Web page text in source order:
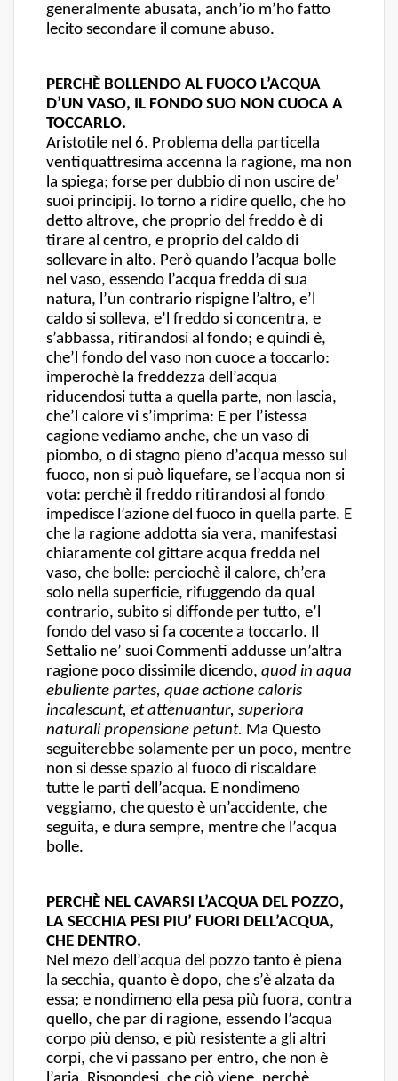
generalmente abusata, anch’io m’ho fatto
lecito secondare il comune abuso.
PERCHÈ BOLLENDO AL FUOCO L’ACQUA
D’UN VASO, IL FONDO SUO NON CUOCA A
TOCCARLO.
Aristotile nel 6. Problema della particella
ventiquattresima accenna la ragione, ma non
la spiega; forse per dubbio di non uscire de’
suoi principij. Io torno a ridire quello, che ho
detto altrove, che proprio del freddo è di
tirare al centro, e proprio del caldo di
sollevare in alto. Però quando l’acqua bolle
nel vaso, essendo l’acqua fredda di sua
natura, l’un contrario rispigne l’altro, e’l
caldo si solleva, e’l freddo si concentra, e
s’abbassa, ritirandosi al fondo; e quindi è,
che’l fondo del vaso non cuoce a toccarlo:
imperochè la freddezza dell’acqua
riducendosi tutta a quella parte, non lascia,
che’l calore vi s’imprima: E per l’istessa
cagione vediamo anche, che un vaso di
piombo, o di stagno pieno d’acqua messo sul
fuoco, non si può liquefare, se l’acqua non si
vota: perchè il freddo ritirandosi al fondo
impedisce l’azione del fuoco in quella parte. E
che la ragione addotta sia vera, manifestasi
chiaramente col gittare acqua fredda nel
vaso, che bolle: perciochè il calore, ch’era
solo nella superficie, rifuggendo da qual
contrario, subito si diffonde per tutto, e’l
fondo del vaso si fa cocente a toccarlo. Il
Settalio ne’ suoi Commenti addusse un’altra
ragione poco dissimile dicendo, quod in aqua
ebuliente partes, quae actione caloris
incalescunt, et attenuantur, superiora
naturali propensione petunt. Ma Questo
seguiterebbe solamente per un poco, mentre
non si desse spazio al fuoco di riscaldare
tutte le parti dell’acqua. E nondimeno
veggiamo, che questo è un’accidente, che
seguita, e dura sempre, mentre che l’acqua
bolle.
PERCHÈ NEL CAVARSI L’ACQUA DEL POZZO,
LA SECCHIA PESI PIU’ FUORI DELL’ACQUA,
CHE DENTRO.
Nel mezo dell’acqua del pozzo tanto è piena
la secchia, quanto è dopo, che s’è alzata da
essa; e nondimeno ella pesa più fuora, contra
quello, che par di ragione, essendo l’acqua
corpo più denso, e più resistente a gli altri
corpi, che vi passano per entro, che non è